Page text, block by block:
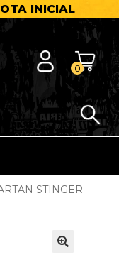
INICIAL
0
STINGER